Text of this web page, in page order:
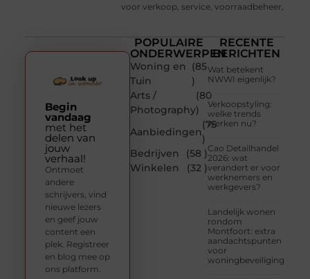
voor verkoop, service, voorraadbeheer,
POPULAIRE
ONDERWERPEN
Woning en
Tuin
(85
)
Arts /
Photography
(80
)
Aanbiedingen
(75
)
Bedrijven
(58 )
Winkelen
(32 )
RECENTE
BERICHTEN
Wat betekent
NWWI eigenlijk?
Verkoopstyling:
welke trends
werken nu?
Cao Detailhandel
2026: wat
verandert er voor
werknemers en
werkgevers?
Landelijk wonen
rondom
Montfoort: extra
aandachtspunten
voor
woningbeveiliging
Begin
vandaag
met het
delen van
jouw
verhaal!
Ontmoet
andere
schrijvers, vind
nieuwe lezers
en geef jouw
content een
plek. Registreer
en blog mee op
ons platform.